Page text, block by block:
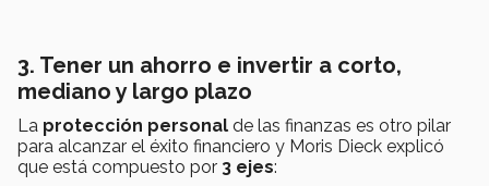
3. Tener un ahorro e invertir a corto,
mediano y largo plazo
La protección personal de las finanzas es otro pilar
para alcanzar el éxito financiero y Moris Dieck explicó
que está compuesto por 3 ejes: